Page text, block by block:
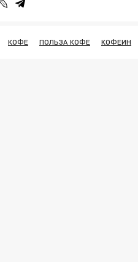
КОФЕ ПОЛЬЗА КОФЕ КОФЕИН